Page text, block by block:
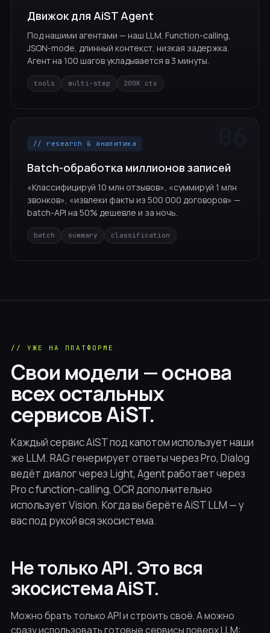
Движок для AiST Agent
Под нашими агентами — наш LLM. Function-calling,
JSON-mode, длинный контекст, низкая задержка.
Агент на 100 шагов укладывается в 3 минуты.
tools multi-step 200K ctx
// research & аналитика
Batch-обработка миллионов записей
«Классифицируй 10 млн отзывов», «суммируй 1 млн
звонков», «извлеки факты из 500 000 договоров» —
batch-API на 50% дешевле и за ночь.
batch summary classification
// УЖЕ НА ПЛАТФОРМЕ
Свои модели — основа
всех остальных
сервисов AiST.
Каждый сервис AiST под капотом использует наши
же LLM. RAG генерирует ответы через Pro, Dialog
ведёт диалог через Light, Agent работает через
Pro с function-calling, OCR дополнительно
использует Vision. Когда вы берёте AiST LLM — у
вас под рукой вся экосистема.
Не только API. Это вся
экосистема AiST.
Можно брать только API и строить своё. А можно
сразу использовать готовые сервисы поверх LLM: